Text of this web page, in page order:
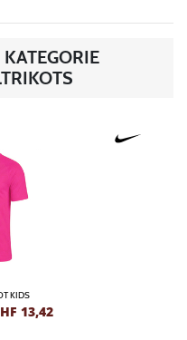
KIDS
13,42